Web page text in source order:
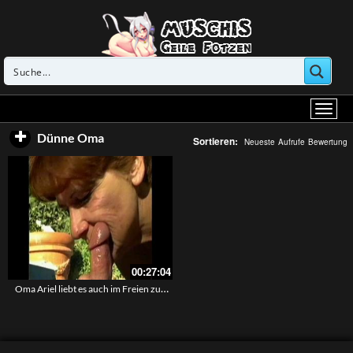
Dünne Oma Sortieren: Neueste Aufrufe Bewertung
00:27:04
Oma Ariel liebt es auch im Freien zu ficken